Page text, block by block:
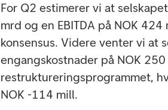
For Q2 estimerer vi at
mrd og en EBITDA på NOK
konsensus. Videre venter vi at
engangskostnader på NOK
restruktureringsprogrammet,
NOK -114 mill.